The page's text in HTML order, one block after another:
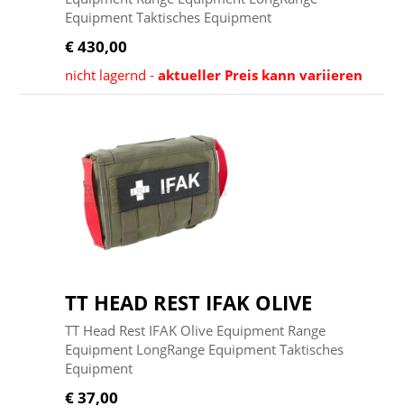
Equipment Taktisches Equipment
€ 430,00
nicht lagernd -aktueller Preis kann variieren
TT HEAD REST IFAK OLIVE
TT Head Rest IFAK Olive Equipment Range
Equipment LongRange Equipment Taktisches
Equipment
€ 37,00